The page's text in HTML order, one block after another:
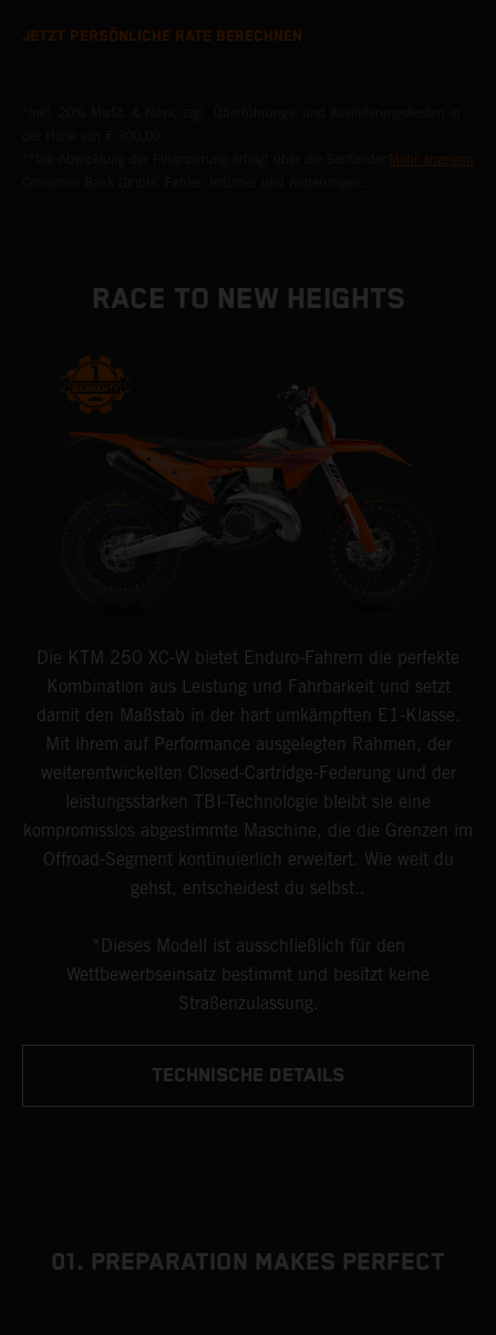
JETZT PERSÖNLICHE RATE BERECHNEN
Mehr anzeigen
RACE TO NEW HEIGHTS
Die KTM 250 XC-W bietet Enduro-Fahrern die perfekte
Kombination aus Leistung und Fahrbarkeit und setzt
damit den Maßstab in der hart umkämpften E1-Klasse.
Mit ihrem auf Performance ausgelegten Rahmen, der
weiterentwickelten Closed-Cartridge-Federung und der
leistungsstarken TBI-Technologie bleibt sie eine
kompromisslos abgestimmte Maschine, die die Grenzen im
Offroad-Segment kontinuierlich erweitert. Wie weit du
gehst, entscheidest du selbst..
*Dieses Modell ist ausschließlich für den
Wettbewerbseinsatz bestimmt und besitzt keine
Straßenzulassung.
TECHNISCHE DETAILS
01. PREPARATION MAKES PERFECT